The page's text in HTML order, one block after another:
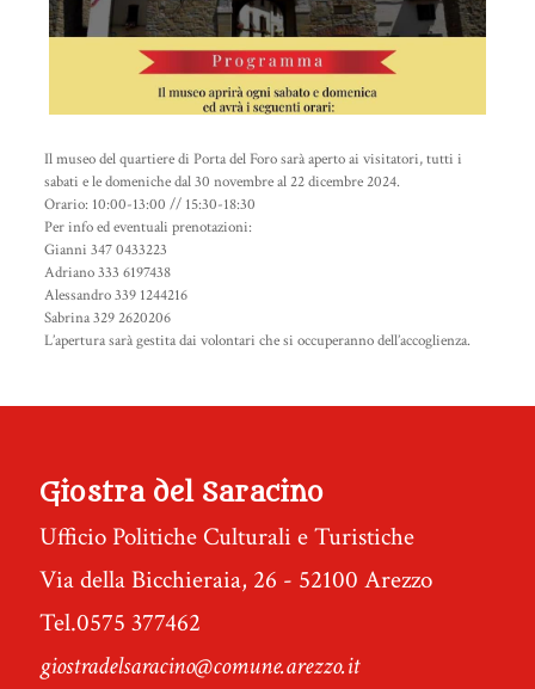
Il museo del quartiere di Porta del Foro sarà aperto ai visitatori, tutti i
sabati e le domeniche dal 30 novembre al22 dicembre 2024.
Orario: 10:00-13:00 // 15:30-18:30
Per info ed eventuali prenotazioni:
Gianni 347 0433223
Adriano 333 6197438
Alessandro 339 1244216
Sabrina 329 2620206
L’apertura sarà gestita dai volontari che si occuperanno dell’accoglienza.
Giostra del Saracino
Ufficio Politiche Culturali e Turistiche
Via della Bicchieraia, 26 - 52100 Arezzo
Tel.0575 377462
giostradelsaracino@comune.arezzo.it